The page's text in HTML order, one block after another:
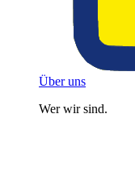
Über uns
Wer wir sind.